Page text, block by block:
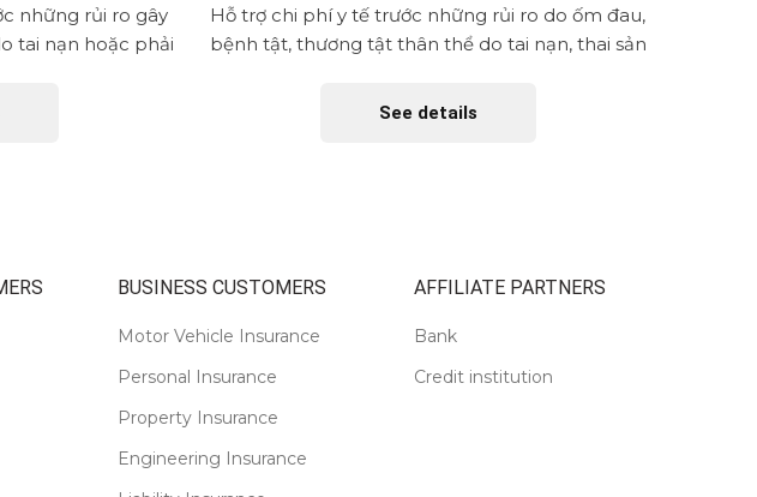
những rủi ro gây
tai nạn hoặc phải
Hỗ trợ chi phí y tế trước những rủi ro do ốm đau,
bệnh tật, thương tật thân thể do tai nạn, thai sản
See details
BUSINESS CUSTOMERS
Motor Vehicle Insurance
Personal Insurance
Property Insurance
Engineering Insurance
AFFILIATE PARTNERS
Bank
Credit institution